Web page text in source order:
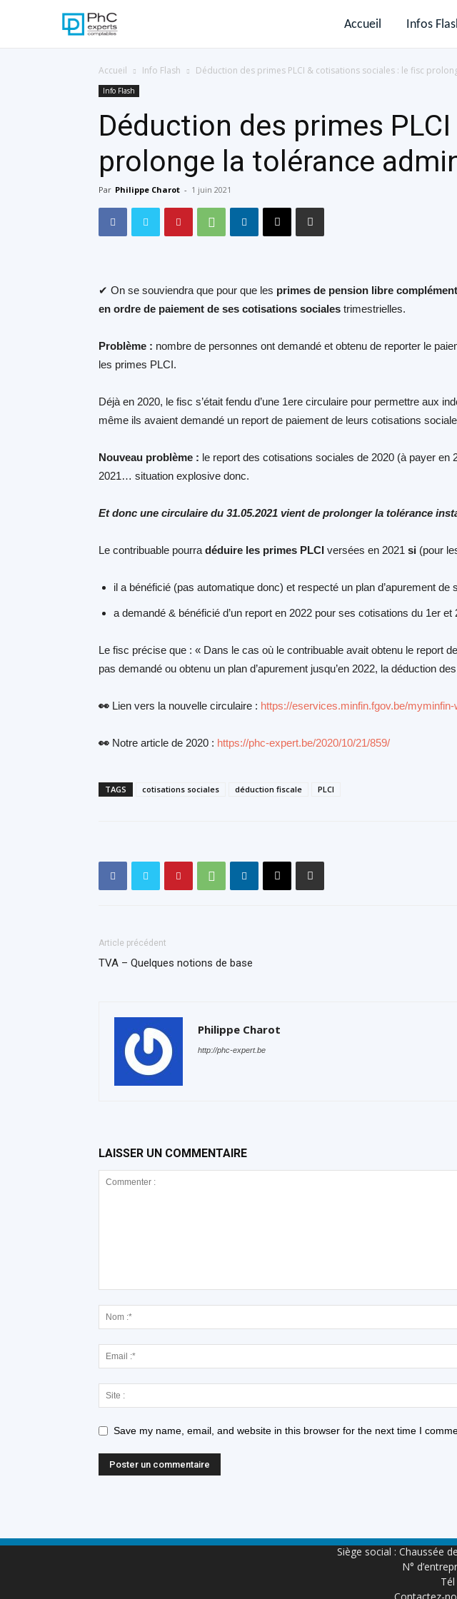
Accueil Infos
Accueil Info Flash Déduction des primes PLCI & cotisations sociales : le fisc
Info Flash
Déduction des primes
prolonge la tolérance
Par Philippe Charot - 1 juin 2021
✔ On se souviendra que pour que les primes de pension libre
en ordre de paiement de ses cotisations sociales trimestrielles.
Problème : nombre de personnes ont demandé et obtenu de reporter le
les primes PLCI.
Déjà en 2020, le fisc s’était fendu d’une 1ere circulaire pour permettre aux
même ils avaient demandé un report de paiement de leurs cotisations
Nouveau problème : le report des cotisations sociales de 2020 (à payer
2021… situation explosive donc.
Et donc une circulaire du 31.05.2021 vient de prolonger la tolérance
Le contribuable pourra déduire les primes PLCI versées en 2021 si (pour
il a bénéficié (pas automatique donc) et respecté un plan d’apurement
a demandé & bénéficié d’un report en 2022 pour ses cotisations du 1er et
Le fisc précise que : « Dans le cas où le contribuable avait obtenu le report
pas demandé ou obtenu un plan d’apurement jusqu’en 2022, la déduction
👀 Lien vers la nouvelle circulaire : https://eservices.minfin.fgov.be/
👀 Notre article de 2020 : https://phc-expert.be/2020/10/21/859/
TAGS cotisations sociales déduction fiscale PLCI
Article précédent
TVA – Quelques notions de base
Philippe Charot
http://phc-expert.be
LAISSER UN COMMENTAIRE
Save my name, email, and website in this browser for the next time I
Siège social : Chaussée
N°